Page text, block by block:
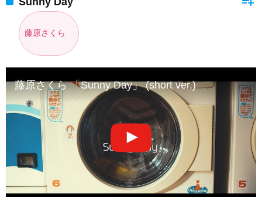
藤原さくら
藤原さくら 「Sunny Day」 (short ver.)